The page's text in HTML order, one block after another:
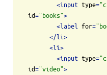
<input type=
id="books">
<label for=
</li >
<li >
<input type=
id="video">